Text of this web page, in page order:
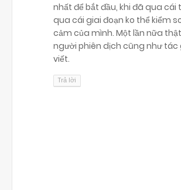
nhất để bắt đầu, khi đã qua cái
qua cái giai đoạn ko thể kiểm
cảm của mình. Một lần nữa
người phiên dịch cũng như tác
viết.
Trả lời